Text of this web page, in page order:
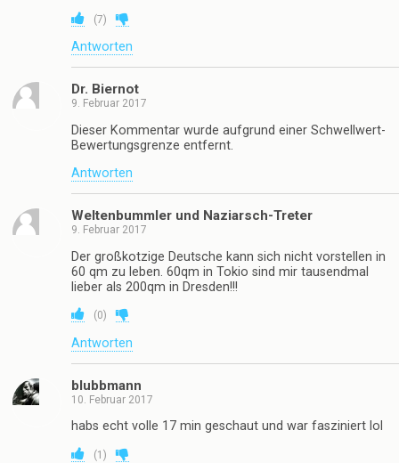
(7)
Antworten
Dr. Biernot
9. Februar 2017
Dieser Kommentar wurde aufgrund einer Schwellwert-
Bewertungsgrenze entfernt.
Antworten
Weltenbummler und Naziarsch-Treter
9. Februar 2017
Der großkotzige Deutsche kann sich nicht vorstellen in
60 qm zu leben. 60qm in Tokio sind mir tausendmal
lieber als 200qm in Dresden!!!
(0)
Antworten
blubbmann
10. Februar 2017
habs echt volle 17 min geschaut und war fasziniert lol
(1 )